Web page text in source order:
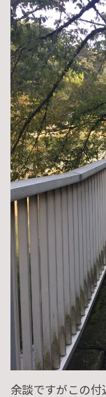
余談ですがこの